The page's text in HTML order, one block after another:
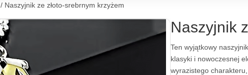
/ Naszyjnik ze złoto-srebrnym krzyżem
Naszyjnik
Ten wyjątkowy
klasyki i nowoczesnej
wyrazistego